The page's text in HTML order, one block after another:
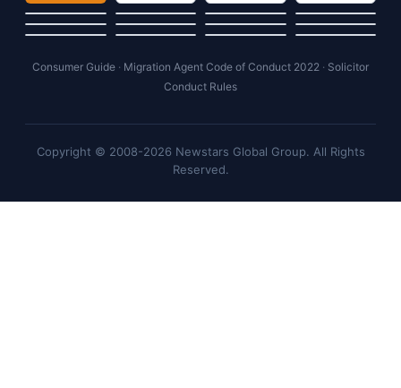
Consumer Guide · Migration Agent Code of Conduct 2022 · Solicitor
Conduct Rules
Copyright © 2008-2026 Newstars Global Group. All Rights
Reserved.